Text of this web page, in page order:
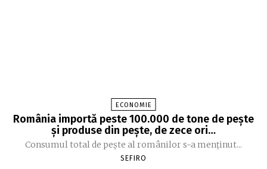
ECONOMIE
România importă peste 100.000 de tone de peşte
şi produse din peşte, de zece ori…
Consumul total de peşte al ro­mâ­nilor s-a menţinut...
SEFIRO